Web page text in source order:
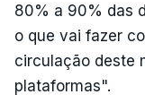
80% a 90% das
o que vai fazer
circulação deste
plataformas".